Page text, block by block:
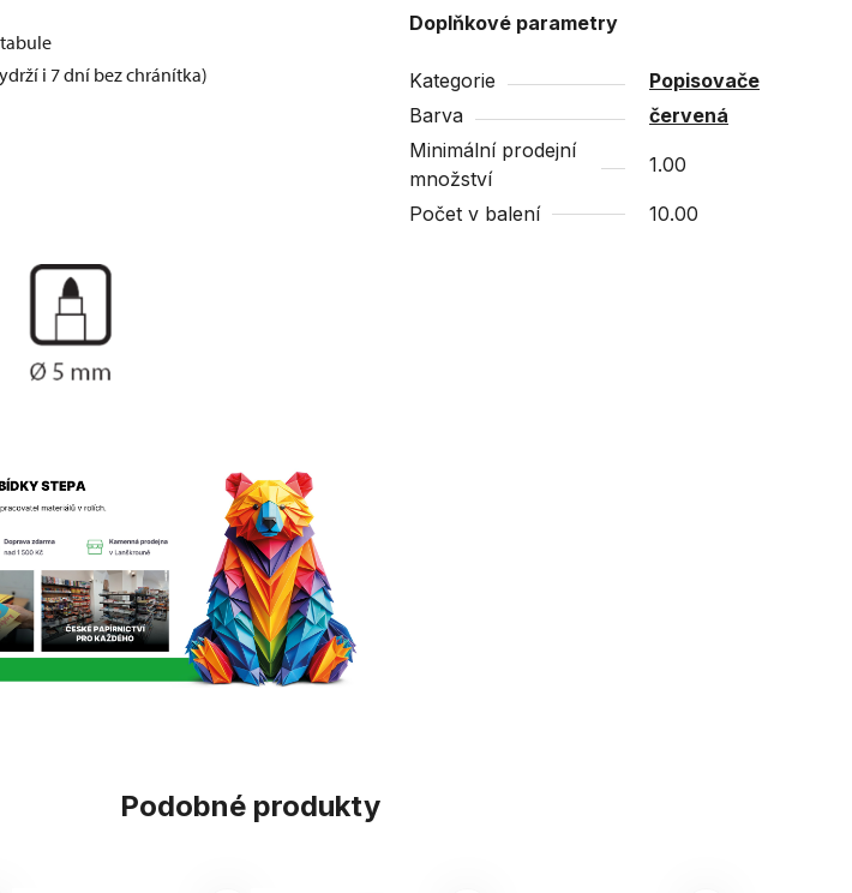
i 7 dní bez chránítka)
Doplňkové parametry
Kategorie
Popisovače
Barva
červená
Minimální prodejní
množství
1.00
Počet v balení 10.00
Podobné produkty